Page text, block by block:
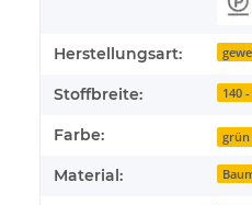
Herstellungsart:
Stoffbreite: 140
Farbe: grün
Material: